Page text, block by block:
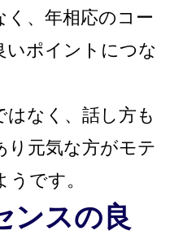
、年相応のコー
いポイントにつな
はなく、話し方も
り元気な方がモテ
です。
ンスの良